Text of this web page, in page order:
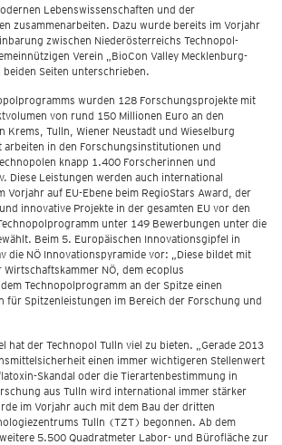
Lebenswissenschaften und der
zusammenarbeiten. Dazu wurde bereits im Vorjahr
zwischen Niederösterreichs Technopol-
Verein „BioCon Valley Mecklenburg-
Seiten unterschrieben.
wurden 128 Forschungsprojekte mit
von rund 150 Millionen Euro an den
Krems, Tulln, Wiener Neustadt und Wieselburg
arbeiten in den Forschungsinstitutionen und
knapp 1.400 Forscherinnen und
Diese Leistungen werden auch international
Vorjahr auf EU-Ebene beim RegioStars Award, der
innovative Projekte in der gesamten EU vor den
unter 149 Bewerbungen unter die
Beim 5. Europäischen Innovationsgipfel in
die NÖ Innovationspyramide vor: „Diese bildet mit
Wirtschaftskammer NÖ, dem ecoplus
Technopolprogramm an der Spitze einen
für Spitzenleistungen im Bereich der Forschung und
hat der Technopol Tulln viel zu bieten. „Gerade 2013
einen immer wichtigeren Stellenwert
Skandal oder die Tierartenbestimmung in
aus Tulln wird international immer stärker
im Vorjahr auch mit dem Bau der dritten
Tulln (TZT) begonnen. Ab dem
5.500 Quadratmeter Labor- und Bürofläche zur